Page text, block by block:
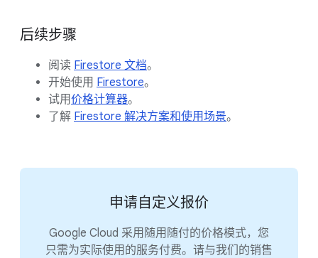
后续步骤
阅读 Firestore 文档。
开始使用 Firestore。
试用价格计算器。
了解 Firestore 解决方案和使用场景。
申请自定义报价
Google Cloud 采用随用随付的价格模式，您
只需为实际使用的服务付费。请与我们的销售